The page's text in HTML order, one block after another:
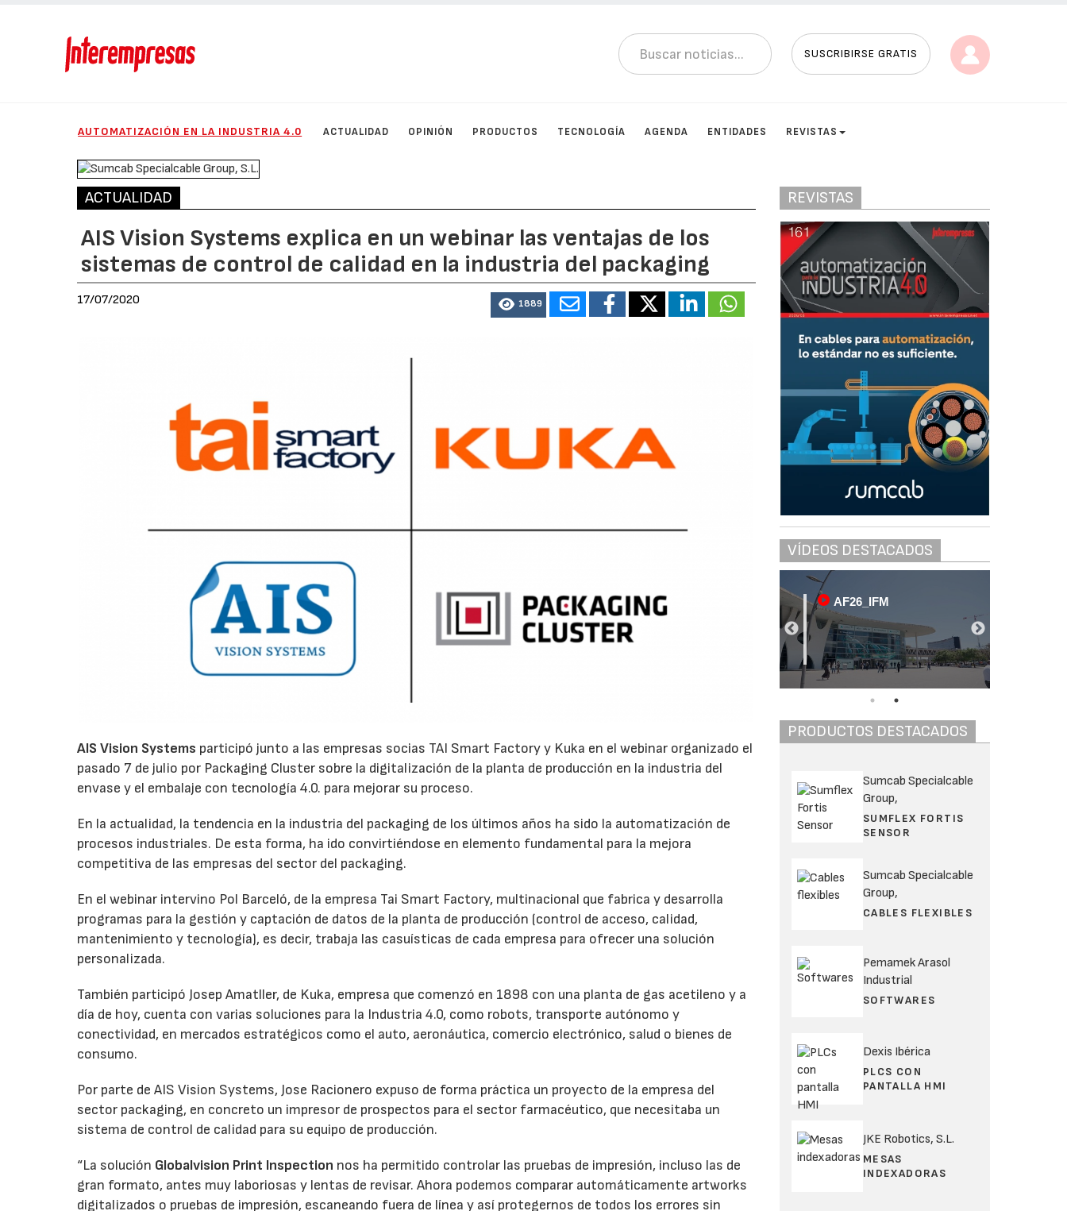
SUSCRIBIRSE GRATIS
AUTOMATIZACIÓN EN LA INDUSTRIA 4.0 ACTUALIDAD OPINIÓN PRODUCTOS TECNOLOGÍA AGENDA ENTIDADES REVISTAS
ACTUALIDAD
AIS Vision Systems explica en un webinar las ventajas de los
sistemas de control de calidad en la industria del packaging
17/07/2020 1889
AIS Vision Systems participó junto a las empresas socias TAI Smart Factory y Kuka en el webinar organizado el
pasado 7 de julio por Packaging Cluster sobre la digitalización de la planta de producción en la industria del
envase y el embalaje con tecnología 4.0. para mejorar su proceso.
En la actualidad, la tendencia en la industria del packaging de los últimos años ha sido la automatización de
procesos industriales. De esta forma, ha ido convirtiéndose en elemento fundamental para la mejora
competitiva de las empresas del sector del packaging.
En el webinar intervino Pol Barceló, de la empresa Tai Smart Factory, multinacional que fabrica y desarrolla
programas para la gestión y captación de datos de la planta de producción (control de acceso, calidad,
mantenimiento y tecnología), es decir, trabaja las casuísticas de cada empresa para ofrecer una solución
personalizada.
También participó Josep Amatller, de Kuka, empresa que comenzó en 1898 con una planta de gas acetileno y a
día de hoy, cuenta con varias soluciones para la Industria 4.0, como robots, transporte autónomo y
conectividad, en mercados estratégicos como el auto, aeronáutica, comercio electrónico, salud o bienes de
consumo.
Por parte de AIS Vision Systems, Jose Racionero expuso de forma práctica un proyecto de la empresa del
sector packaging, en concreto un impresor de prospectos para el sector farmacéutico, que necesitaba un
sistema de control de calidad para su equipo de producción.
“La solución Globalvision Print Inspection nos ha permitido controlar las pruebas de impresión, incluso las de
gran formato, antes muy laboriosas y lentas de revisar. Ahora podemos comparar automáticamente artworks
digitalizados o pruebas de impresión, escaneando fuera de línea y así protegernos de todos los errores sin
REVISTAS
VÍDEOS DESTACADOS
AF26_IFM AF26_IFM AF26_IFM
PRODUCTOS DESTACADOS
Sumcab Specialcable
Group,
SUMFLEX FORTIS
SENSOR
Sumcab Specialcable
Group,
CABLES FLEXIBLES
Pemamek Arasol
Industrial
SOFTWARES
Dexis Ibérica
PLCS CON
PANTALLA HMI
JKE Robotics, S.L.
MESAS
INDEXADORAS